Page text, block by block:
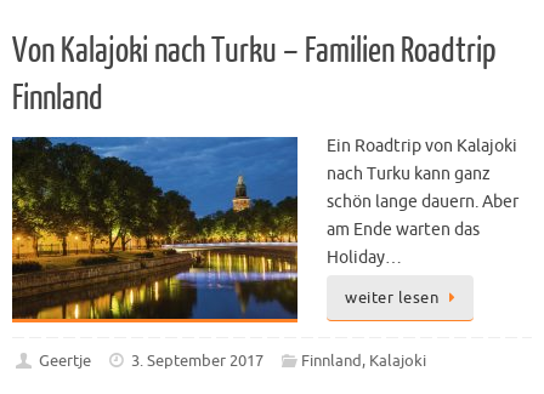
Von Kalajoki nach Turku – Familien Roadtrip
Finnland
Ein Roadtrip von Kalajoki
nach Turku kann ganz
schön lange dauern. Aber
am Ende warten das
Holiday…
weiter lesen
Geertje 3. September 2017 Finnland, Kalajoki